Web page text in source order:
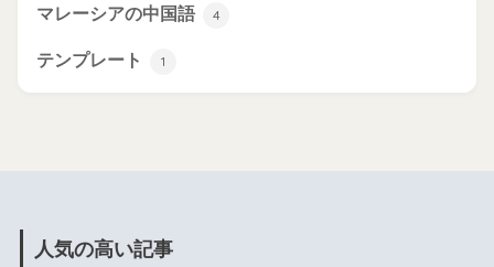
マレーシアの中国語 4
テンプレート 1
人気の高い記事